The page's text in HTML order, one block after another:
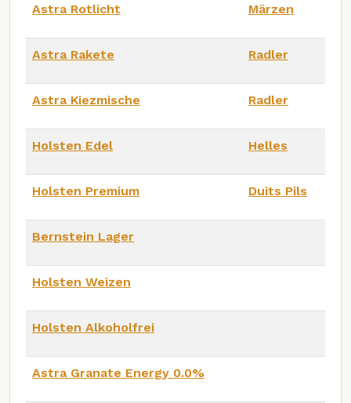
Astra Rotlicht Märzen
Astra Rakete Radler
Astra Kiezmische Radler
Holsten Edel Helles
Holsten Premium Duits Pils
Bernstein Lager
Holsten Weizen
Holsten Alkoholfrei
Astra Granate Energy 0.0%